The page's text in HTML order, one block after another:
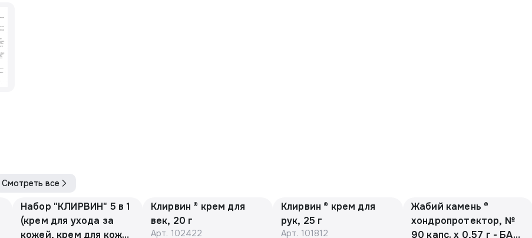
Смотреть все
Набор "КЛИРВИН" 5 в 1
(крем для ухода за
кожей, крем для кожи
Клирвин ® крем для
век, 20 г
Арт. 102422
Клирвин ® крем для
рук, 25 г
Арт. 101812
Жабий камень ®
хондропротектор, №
90 капс. х 0,57 г - БАД,